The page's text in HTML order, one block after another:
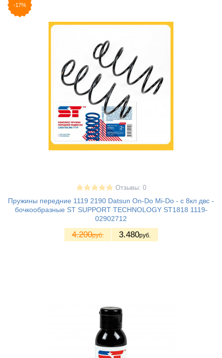
-17%
Отзывы: 0
Пружины передние 1119 2190 Datsun On-Do Mi-Do - c 8кл двс -
бочкообразные ST SUPPORT TECHNOLOGY ST1818 1119-
02902712
4.200руб. 3.480руб.